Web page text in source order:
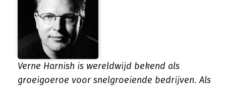
Verne Harnish is wereldwijd bekend als
groeigoeroe voor snelgroeiende bedrijven. Als